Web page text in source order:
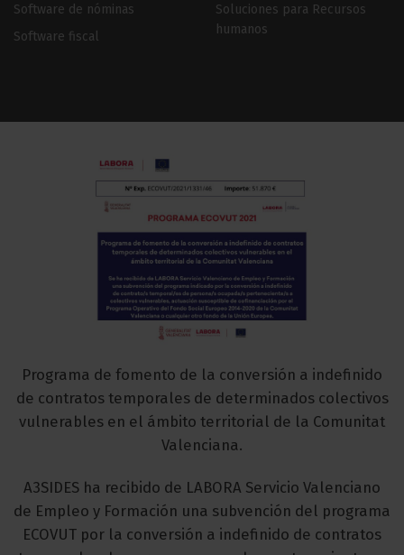
Software de nóminas
Software fiscal
Soluciones para Recursos
humanos
Programa de fomento de la conversión a indefinido
de contratos temporales de determinados colectivos
vulnerables en el ámbito territorial de la Comunitat
Valenciana.
A3SIDES ha recibido de LABORA Servicio Valenciano
de Empleo y Formación una subvención del programa
ECOVUT por la conversión a indefinido de contratos